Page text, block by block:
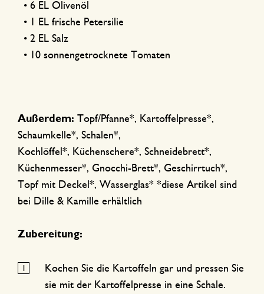
• 6 EL Olivenöl
• 1 EL frische Petersilie
• 2 EL Salz
• 10 sonnengetrocknete Tomaten
Außerdem: Topf/Pfanne*, Kartoffelpresse*,
Schaumkelle*, Schalen*,
Kochlöffel*, Küchenschere*, Schneidebrett*,
Küchenmesser*, Gnocchi-Brett*, Geschirrtuch*,
Topf mit Deckel*, Wasserglas* *diese Artikel sind
bei Dille & Kamille erhältlich
Zubereitung:
Kochen Sie die Kartoffeln gar und pressen Sie
sie mit der Kartoffelpresse in eine Schale.